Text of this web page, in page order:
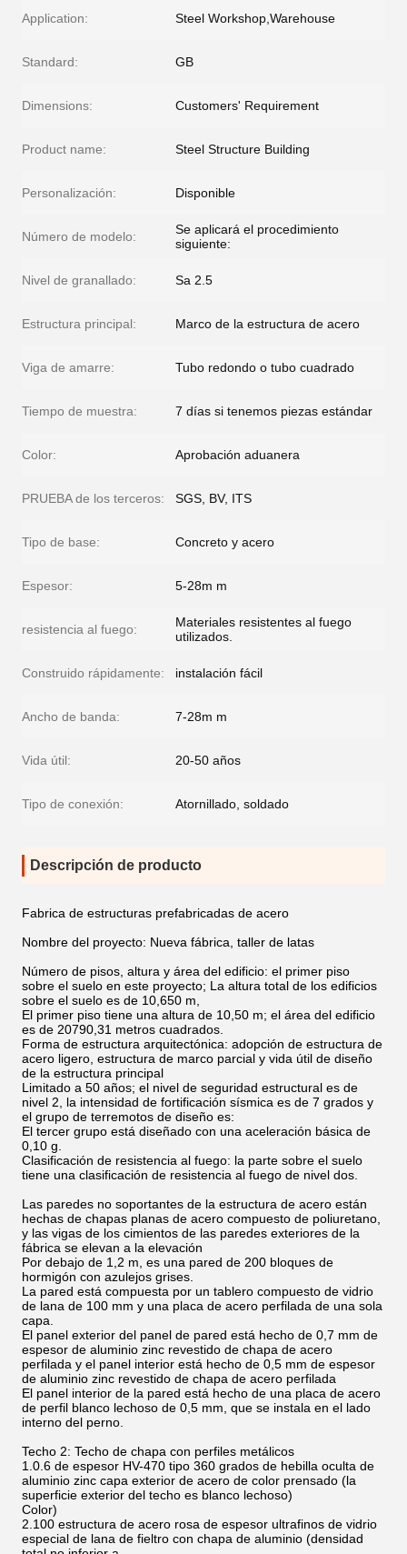
Application: Steel Workshop,Warehouse
Standard: GB
Dimensions: Customers' Requirement
Product name: Steel Structure Building
Personalización: Disponible
Número de modelo:
Se aplicará el procedimiento
siguiente:
Nivel de granallado: Sa 2.5
Estructura principal: Marco de la estructura de acero
Viga de amarre: Tubo redondo o tubo cuadrado
Tiempo de muestra: 7 días si tenemos piezas estándar
Color: Aprobación aduanera
PRUEBA de los terceros: SGS, BV, ITS
Tipo de base: Concreto y acero
Espesor: 5-28m m
resistencia al fuego:
Materiales resistentes al fuego
utilizados.
Construido rápidamente: instalación fácil
Ancho de banda: 7-28m m
Vida útil: 20-50 años
Tipo de conexión: Atornillado, soldado
Descripción de producto
Fabrica de estructuras prefabricadas de acero
Nombre del proyecto: Nueva fábrica, taller de latas
Número de pisos, altura y área del edificio: el primer piso
sobre el suelo en este proyecto; La altura total de los edificios
sobre el suelo es de 10,650 m,
El primer piso tiene una altura de 10,50 m; el área del edificio
es de 20790,31 metros cuadrados.
Forma de estructura arquitectónica: adopción de estructura de
acero ligero, estructura de marco parcial y vida útil de diseño
de la estructura principal
Limitado a 50 años; el nivel de seguridad estructural es de
nivel 2, la intensidad de fortificación sísmica es de 7 grados y
el grupo de terremotos de diseño es:
El tercer grupo está diseñado con una aceleración básica de
0,10 g.
Clasificación de resistencia al fuego: la parte sobre el suelo
tiene una clasificación de resistencia al fuego de nivel dos.
Las paredes no soportantes de la estructura de acero están
hechas de chapas planas de acero compuesto de poliuretano,
y las vigas de los cimientos de las paredes exteriores de la
fábrica se elevan a la elevación
Por debajo de 1,2 m, es una pared de 200 bloques de
hormigón con azulejos grises.
La pared está compuesta por un tablero compuesto de vidrio
de lana de 100 mm y una placa de acero perfilada de una sola
capa.
El panel exterior del panel de pared está hecho de 0,7 mm de
espesor de aluminio zinc revestido de chapa de acero
perfilada y el panel interior está hecho de 0,5 mm de espesor
de aluminio zinc revestido de chapa de acero perfilada
El panel interior de la pared está hecho de una placa de acero
de perfil blanco lechoso de 0,5 mm, que se instala en el lado
interno del perno.
Techo 2: Techo de chapa con perfiles metálicos
1.0.6 de espesor HV-470 tipo 360 grados de hebilla oculta de
aluminio zinc capa exterior de acero de color prensado (la
superficie exterior del techo es blanco lechoso)
Color)
2.100 estructura de acero rosa de espesor ultrafinos de vidrio
especial de lana de fieltro con chapa de aluminio (densidad